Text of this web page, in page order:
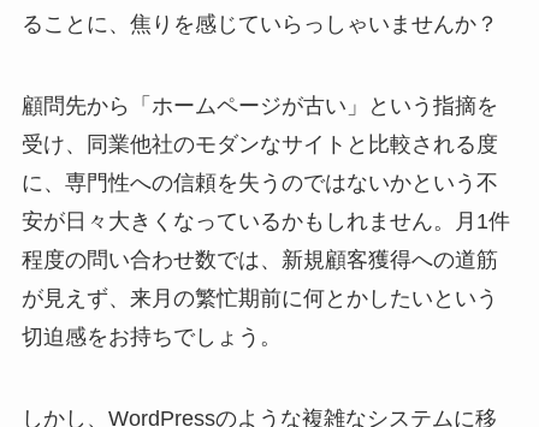
ることに、焦りを感じていらっしゃいませんか？
顧問先から「ホームページが古い」という指摘を
受け、同業他社のモダンなサイトと比較される度
に、専門性への信頼を失うのではないかという不
安が日々大きくなっているかもしれません。月1件
程度の問い合わせ数では、新規顧客獲得への道筋
が見えず、来月の繁忙期前に何とかしたいという
切迫感をお持ちでしょう。
しかし、WordPressのような複雑なシステムに移